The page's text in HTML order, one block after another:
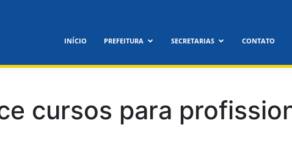
INÍCIO PREFEITURA SECRETARIAS CONTATO
cursos para